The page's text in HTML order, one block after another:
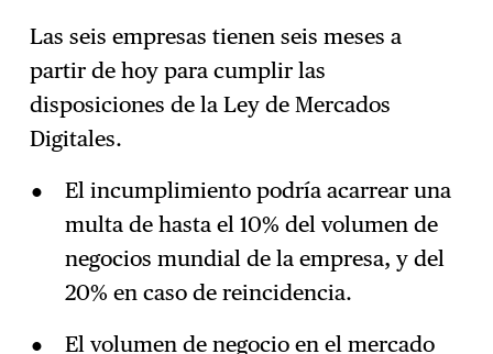
Las seis empresas tienen seis meses a
partir de hoy para cumplir las
disposiciones de la Ley de Mercados
Digitales.
El incumplimiento podría acarrear una
multa de hasta el 10% del volumen de
negocios mundial de la empresa, y del
20% en caso de reincidencia.
El volumen de negocio en el mercado